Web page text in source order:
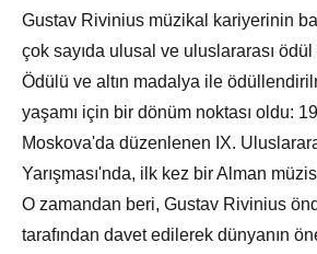
Gustav Rivinius müzikal kariyerinin
çok sayıda ulusal ve uluslararası
Ödülü ve altın madalya ile
yaşamı için bir dönüm noktası oldu:
Moskova'da düzenlenen IX.
Yarışması'nda, ilk kez bir Alman
O zamandan beri, Gustav Rivinius
tarafından davet edilerek dünyanın